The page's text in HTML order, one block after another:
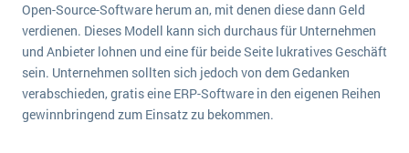
Open-Source-Software herum an, mit denen diese dann Geld
verdienen. Dieses Modell kann sich durchaus für Unternehmen
und Anbieter lohnen und eine für beide Seite lukratives Geschäft
sein. Unternehmen sollten sich jedoch von dem Gedanken
verabschieden, gratis eine ERP-Software in den eigenen Reihen
gewinnbringend zum Einsatz zu bekommen.